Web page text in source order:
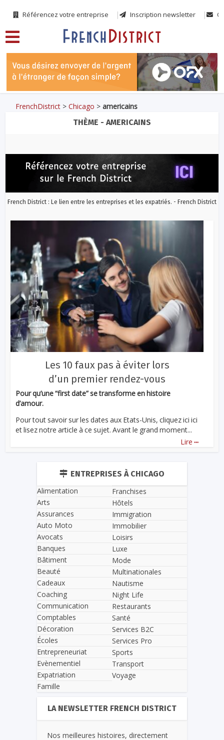
Référencez votre entreprise Inscription newsletter
FrenchDistrict >Chicago >americains
THÈME - AMERICAINS
French District : Le lien entre les entreprises et les expatriés. - French District
Les 10 faux pas à éviter lors
d’un premier rendez-vous
Pour qu’une “first date” se transforme en histoire
d’amour.
Pour tout savoir sur les dates aux Etats-Unis, cliquez ici ici
et lisez notre article à ce sujet. Avant le grand moment...
Lire ...
ENTREPRISES À CHICAGO
Alimentation
Arts
Assurances
Auto Moto
Avocats
Banques
Bâtiment
Beauté
Cadeaux
Coaching
Communication
Comptables
Décoration
Écoles
Entrepreneuriat
Evènementiel
Expatriation
Famille
Franchises
Hôtels
Immigration
Immobilier
Loisirs
Luxe
Mode
Multinationales
Nautisme
Night Life
Restaurants
Santé
Services B2C
Services Pro
Sports
Transport
Voyage
LA NEWSLETTER FRENCH DISTRICT
Nos meilleures histoires, directement